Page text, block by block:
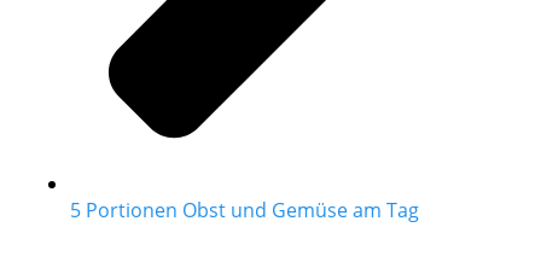
5 Portionen Obst und Gemüse am Tag